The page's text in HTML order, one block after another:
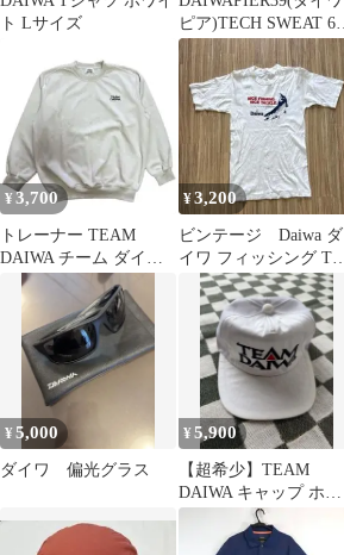
ト Lサイズ
ピア)TECH SWEAT 6P
PANTS
¥3,700
トレーナー TEAM
DAIWA チーム ダイワ
ライトベージュ LL 古
¥3,200
ビンテージ Daiwa ダ
イワ フィッシング Tシ
ャツ ホワイト シング
ル 平成
¥5,000
ダイワ 偏光グラス
¥5,900
【超希少】TEAM
DAIWA キャップ ホワ